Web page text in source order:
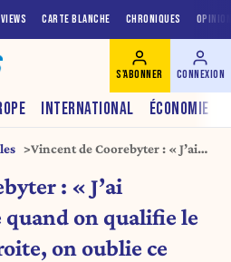
CARTE BLANCHE CHRONIQUES
INTERNATIONAL ÉCONOMIE
S'ABONNER CONNEXION
Vincent de Coorebyter : « J’ai
qualifie le MR d’extrême droite,
on oublie ce qu’est l’extrême
droite. »
: « J’ai
quand on qualifie le
on oublie ce